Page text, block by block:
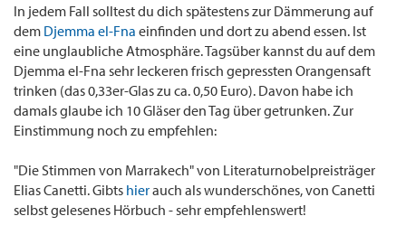
In jedem Fall solltest du dich spätestens zur Dämmerung auf
dem Djemma el-Fna einfinden und dort zu abend essen. Ist
eine unglaubliche Atmosphäre. Tagsüber kannst du auf dem
Djemma el-Fna sehr leckeren frisch gepressten Orangensaft
trinken (das 0,33er-Glas zu ca. 0,50 Euro). Davon habe ich
damals glaube ich 10 Gläser den Tag über getrunken. Zur
Einstimmung noch zu empfehlen:
"Die Stimmen von Marrakech" von Literaturnobelpreisträger
Elias Canetti. Gibts hierauch als wunderschönes, von Canetti
selbst gelesenes Hörbuch - sehr empfehlenswert!